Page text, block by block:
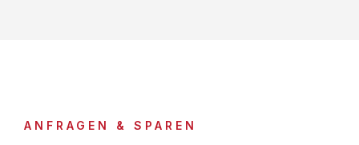
ANFRAGEN & SPAREN